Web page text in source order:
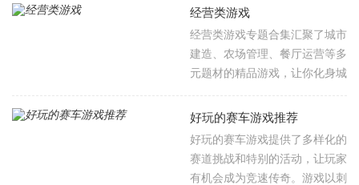
沉浸，还是多人竞技的瞬息万
变，持续的火力交锋、爆炸特效
与紧张音效共同编织出令人血脉
偾张的体验，是追求爽快感与挑
的朋友可千万不要错过了，赶紧
来火鸟手游网下载体验吧！
下，并且在危机重重的世界里你
要拿起武器射击敌人，从而达到
生存的效果，并且游戏里还有多
种武器是可以选择的，另外还有
经营类游戏
经营类游戏专题合集汇聚了城市
建造、农场管理、餐厅运营等多
元题材的精品游戏，让你化身城
从零开始打造梦想帝国。在虚实
交织的世界中，你将通过资源调
配、战略规划和市场博弈，把荒
芜之地变为繁华都市，让小餐馆
好玩的赛车游戏推荐
好玩的赛车游戏提供了多样化的
赛道挑战和特别的活动，让玩家
有机会成为竞速传奇。游戏以刺